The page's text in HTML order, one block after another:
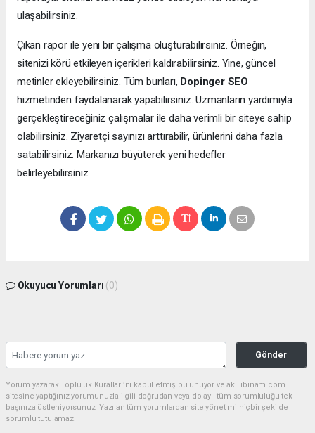
ulaşabilirsiniz.
Çıkan rapor ile yeni bir çalışma oluşturabilirsiniz. Örneğin,
sitenizi körü etkileyen içerikleri kaldırabilirsiniz. Yine, güncel
metinler ekleyebilirsiniz. Tüm bunları, Dopinger SEO
hizmetinden faydalanarak yapabilirsiniz. Uzmanların yardımıyla
gerçekleştireceğiniz çalışmalar ile daha verimli bir siteye sahip
olabilirsiniz. Ziyaretçi sayınızı arttırabilir, ürünlerini daha fazla
satabilirsiniz. Markanızı büyüterek yeni hedefler
belirleyebilirsiniz.
Okuyucu Yorumları (0)
Gönder
Yorum yazarak Topluluk Kuralları’nı kabul etmiş bulunuyor ve akillibinam.com
sitesine yaptığınız yorumunuzla ilgili doğrudan veya dolaylı tüm sorumluluğu tek
başınıza üstleniyorsunuz. Yazılan tüm yorumlardan site yönetimi hiçbir şekilde
sorumlu tutulamaz.